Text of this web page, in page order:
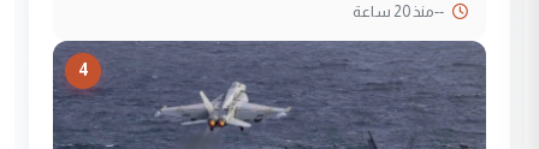
--منذ 20 ساعة
4